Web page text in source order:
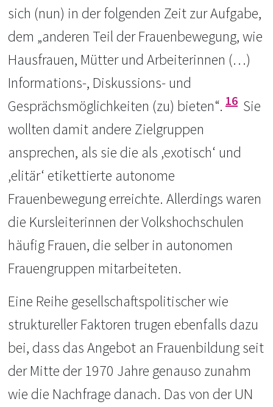
sich (nun) in der folgenden Zeit zur Aufgabe,
dem „anderen Teil der Frauenbewegung, wie
Hausfrauen, Mütter und Arbeiterinnen (…)
Informations-, Diskussions- und
Gesprächsmöglichkeiten (zu) bieten“. 16 Sie
wollten damit andere Zielgruppen
ansprechen, als sie die als ‚exotisch‘ und
‚elitär‘ etikettierte autonome
Frauenbewegung erreichte. Allerdings waren
die Kursleiterinnen der Volkshochschulen
häufig Frauen, die selber in autonomen
Frauengruppen mitarbeiteten.
Eine Reihe gesellschaftspolitischer wie
struktureller Faktoren trugen ebenfalls dazu
bei, dass das Angebot an Frauenbildung seit
der Mitte der 1970 Jahre genauso zunahm
wie die Nachfrage danach. Das von der UN